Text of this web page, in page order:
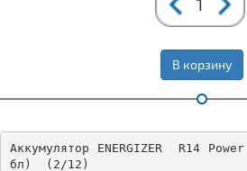
В корзину
Аккумулятор ENERGIZER  R14
бл)  (2/12)